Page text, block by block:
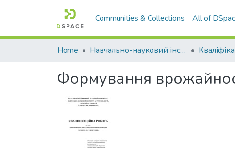
Communities & Collections All of
Home Навчально-науковий інститут агротехнологій, селекції та екології
Формування